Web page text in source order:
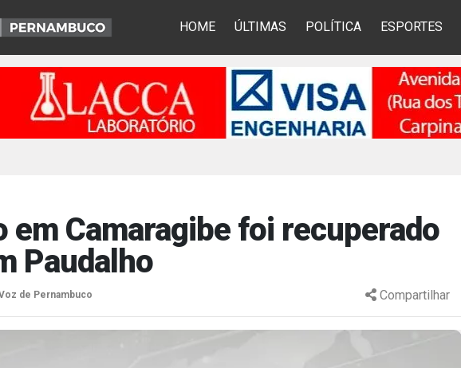
HOME ÚLTIMAS POLÍTICA ESPORTES
em Camaragibe foi recuperado
Paudalho
de Pernambuco Compartilhar